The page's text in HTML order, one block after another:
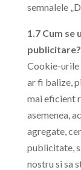
semnalele
1.7 Cum
publicitare?
Cookie-urile
ar fi balize,
mai eficient
asemenea,
agregate,
publicitate,
nostru si sa